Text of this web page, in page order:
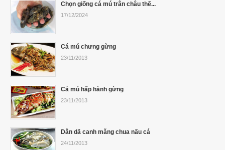
Chọn giống cá mú trân châu thế...
17/12/2024
Cá mú chưng gừng
23/11/2013
Cá mú hấp hành gừng
23/11/2013
Dân dã canh măng chua nấu cá
24/11/2013